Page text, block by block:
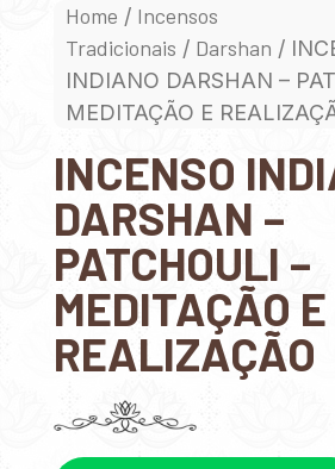
Home / Incensos
Tradicionais / Darshan /
INDIANO DARSHAN –
MEDITAÇÃO E
INCENSO
DARSHAN –
PATCHOULI –
MEDITAÇÃO E
REALIZAÇÃO